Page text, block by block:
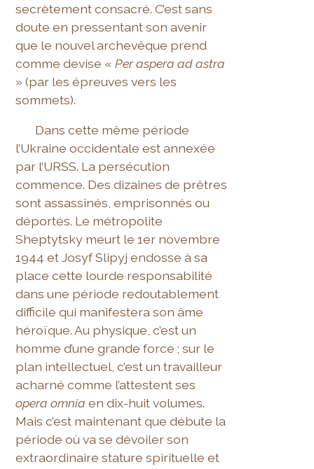
secrètement consacré. C’est sans
doute en pressentant son avenir
que le nouvel archevêque prend
comme devise «Per aspera ad astra
» (par les épreuves vers les
sommets).
Dans cette même période
l’Ukraine occidentale est annexée
par l’URSS. La persécution
commence. Des dizaines de prêtres
sont assassinés, emprisonnés ou
déportés. Le métropolite
Sheptytsky meurt le 1er novembre
1944 et Josyf Slipyj endosse à sa
place cette lourde responsabilité
dans une période redoutablement
difficile qui manifestera son âme
héroïque. Au physique, c’est un
homme d’une grande force ; sur le
plan intellectuel, c’est un travailleur
acharné comme l’attestent ses
opera omnia en dix-huit volumes.
Mais c’est maintenant que débute la
période où va se dévoiler son
extraordinaire stature spirituelle et